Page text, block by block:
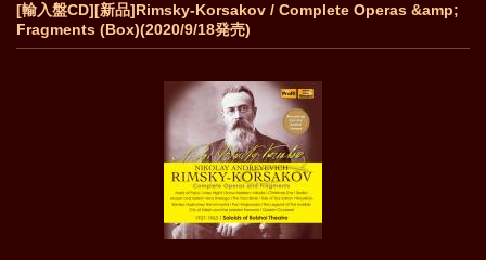
[輸入盤CD][新品]Rimsky-Korsakov / Complete Operas &amp;
Fragments (Box)(2020/9/18発売)